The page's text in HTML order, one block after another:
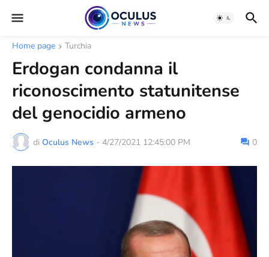
Home page Turchia
Erdogan condanna il
riconoscimento statunitense
del genocidio armeno
di Oculus News - 4/27/2021 12:45:00 PM 0